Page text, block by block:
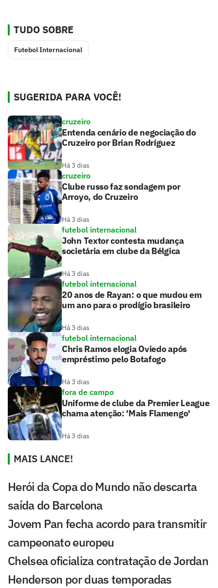
TUDO SOBRE
Futebol Internacional
SUGERIDA PARA VOCÊ!
cruzeiro
Entenda cenário de negociação do
Cruzeiro por Brian Rodríguez
Há 3 dias
cruzeiro
Clube russo faz sondagem por
Arroyo, do Cruzeiro
Há 3 dias
futebol internacional
John Textor contesta mudança
societária em clube da Bélgica
Há 3 dias
futebol internacional
20 anos de Rayan: o que mudou em
um ano para o prodígio brasileiro
Há 3 dias
futebol internacional
Chris Ramos elogia Oviedo após
empréstimo pelo Botafogo
Há 3 dias
fora de campo
Uniforme de clube da Premier League
chama atenção: 'Mais Flamengo'
Há 3 dias
MAIS LANCE!
Herói da Copa do Mundo não descarta
saída do Barcelona
Jovem Pan fecha acordo para transmitir
campeonato europeu
Chelsea oficializa contratação de Jordan
Henderson por duas temporadas